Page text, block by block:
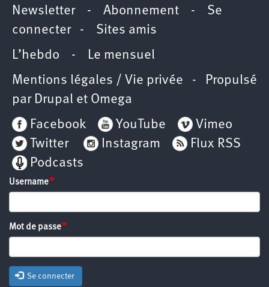
Newsletter- Abonnement - Se
connecter- Sites amis
L’hebdo - Le mensuel
Mentions légales / Vie privée - Propulsé
par Drupal et Omega
Facebook
YouTube
Vimeo
Twitter
Instagram
Flux RSS
Podcasts
Username
Mot de passe
Se connecter